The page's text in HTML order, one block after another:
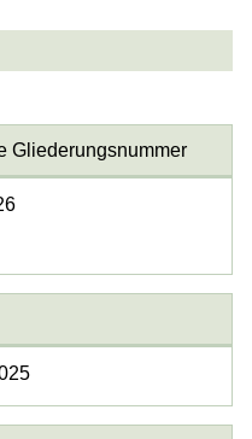
Gliederungsnummer